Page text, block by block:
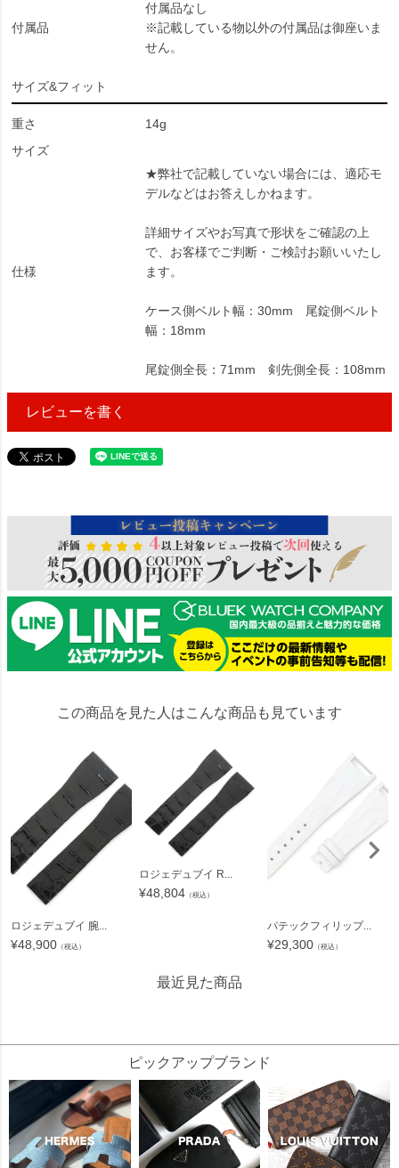
付属品
付属品なし
※記載している物以外の付属品は御座いま
せん。
サイズ&フィット
重さ
14g
サイズ
仕様
★弊社で記載していない場合には、適応モ
デルなどはお答えしかねます。
詳細サイズやお写真で形状をご確認の上
で、お客様でご判断・ご検討お願いいたし
ます。
ケース側ベルト幅：30mm 尾錠側ベルト
幅：18mm
尾錠側全長：71mm 剣先側全長：108mm
レビューを書く
この商品を見た人はこんな商品も見ています
ロジェデュブイ 腕...
¥48,900 （税込）
ロジェデュブイ R...
¥48,804 （税込）
パテックフィリップ...
¥29,300 （税込）
最近見た商品
ピックアップブランド